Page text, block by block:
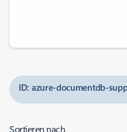
ID: azure-documentdb-
Sortieren nach